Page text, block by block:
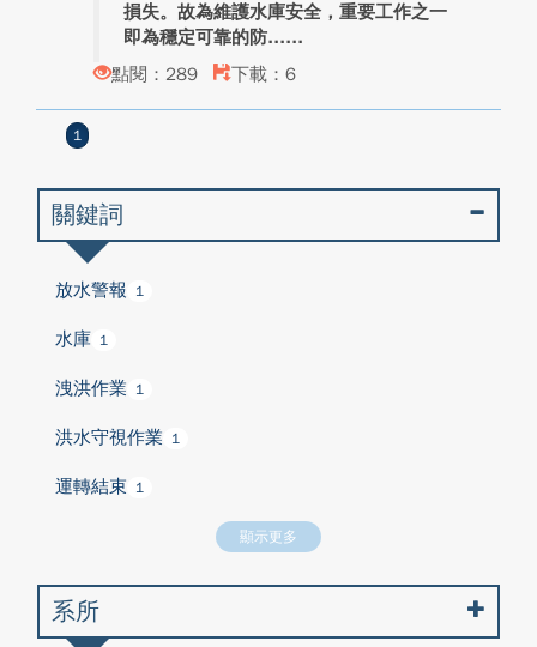
損失。故為維護水庫安全，重要工作之一
即為穩定可靠的防...
點閱：289
下載：6
1
關鍵詞
放水警報 1
水庫 1
洩洪作業 1
洪水守視作業 1
運轉結束 1
顯示更多
系所